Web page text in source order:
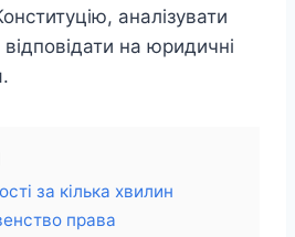
аналізувати
на юридичні
за кілька хвилин
права